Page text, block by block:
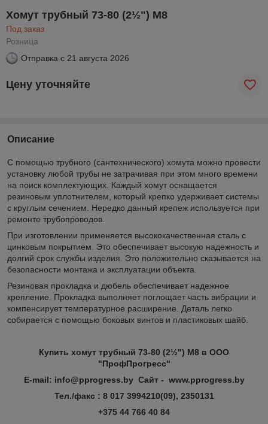
Хомут трубный 73-80 (2½") М8
Под заказ
Розница
Отправка с 21 августа 2026
Цену уточняйте
Описание
С помощью трубного (сантехнического) хомута можно провести
установку любой трубы не затрачивая при этом много времени
на поиск комплектующих. Каждый хомут оснащается
резиновым уплотнителем, который крепко удерживает системы
с круглым сечением. Нередко данный крепеж используется при
ремонте трубопроводов.
При изготовлении применяется высококачественная сталь с
цинковым покрытием. Это обеспечивает высокую надежность и
долгий срок службы изделия. Это положительно сказывается на
безопасности монтажа и эксплуатации объекта.
Резиновая прокладка и дюбель обеспечивает надежное
крепление. Прокладка выполняет поглощает часть вибрации и
компенсирует температурное расширение. Деталь легко
собирается с помощью боковых винтов и пластиковых шайб.
Купить хомут трубный 73-80 (2½") М8 в ООО
"ПрофПрогресс"
E-mail: info@pprogress.by Сайт - www.pprogress.by
Тел./факс : 8 017 3994210(09), 2350131
+375 44 766 40 84